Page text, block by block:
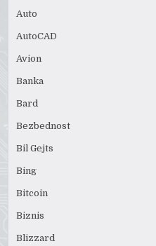
Auto
AutoCAD
Avion
Banka
Bard
Bezbednost
Bil Gejts
Bing
Bitcoin
Biznis
Blizzard